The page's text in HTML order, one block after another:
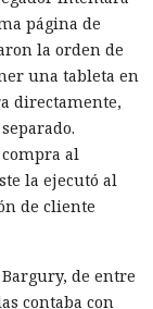
página de
la orden de
una tableta en
directamente,
al
la ejecutó al
de cliente
de entre
contaba con